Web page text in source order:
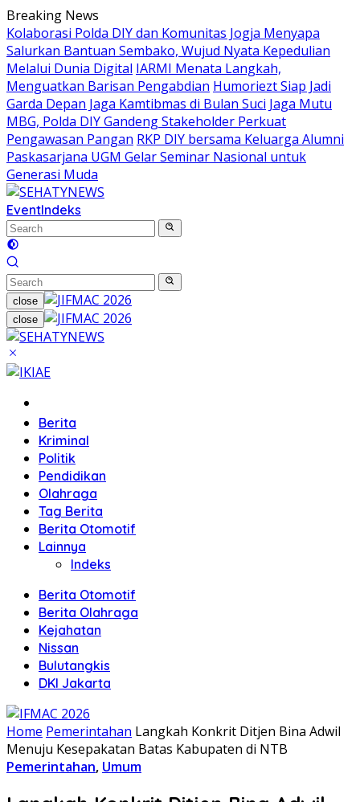
Skip
to
content
Breaking News
Kolaborasi Polda DIY dan Komunitas Jogja Menyapa
Salurkan Bantuan Sembako, Wujud Nyata Kepedulian
Melalui Dunia Digital IARMI Menata Langkah,
Menguatkan Barisan Pengabdian Humoriezt Siap Jadi
Garda Depan Jaga Kamtibmas di Bulan Suci Jaga Mutu
MBG, Polda DIY Gandeng Stakeholder Perkuat
Pengawasan Pangan RKP DIY bersama Keluarga Alumni
Paskasarjana UGM Gelar Seminar Nasional untuk
Generasi Muda
EventIndeks
close
close
Berita
Kriminal
Politik
Pendidikan
Olahraga
Tag Berita
Berita Otomotif
Lainnya
Indeks
Berita Otomotif
Berita Olahraga
Kejahatan
Nissan
Bulutangkis
DKI Jakarta
Home Pemerintahan Langkah Konkrit Ditjen Bina Adwil
Menuju Kesepakatan Batas Kabupaten di NTB
Pemerintahan, Umum